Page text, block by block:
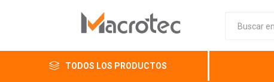
TODOS LOS PRODUCTOS